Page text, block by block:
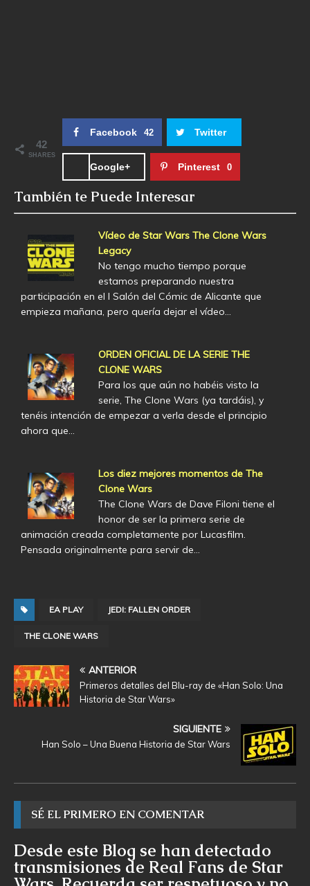
42
SHARES
Facebook 42 Twitter
Google+ Pinterest 0
También te Puede Interesar
Vídeo de Star Wars The Clone Wars
Legacy
No tengo mucho tiempo porque
estamos preparando nuestra
participación en el I Salón del Cómic de Alicante que
empieza mañana, pero quería dejar el vídeo…
ORDEN OFICIAL DE LA SERIE THE
CLONE WARS
Para los que aún no habéis visto la
serie, The Clone Wars (ya tardáis), y
tenéis intención de empezar a verla desde el principio
ahora que…
Los diez mejores momentos de The
Clone Wars
The Clone Wars de Dave Filoni tiene el
honor de ser la primera serie de
animación creada completamente por Lucasfilm.
Pensada originalmente para servir de…
EA PLAY JEDI: FALLEN ORDER
THE CLONE WARS
ANTERIOR
Primeros detalles del Blu-ray de «Han Solo: Una
Historia de Star Wars»
SIGUIENTE
Han Solo – Una Buena Historia de Star Wars
SÉ EL PRIMERO EN COMENTAR
Desde este Blog se han detectado
transmisiones de Real Fans de Star